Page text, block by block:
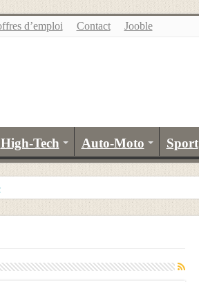
d’emploi Contact Jooble
High-Tech Auto-Moto Sport